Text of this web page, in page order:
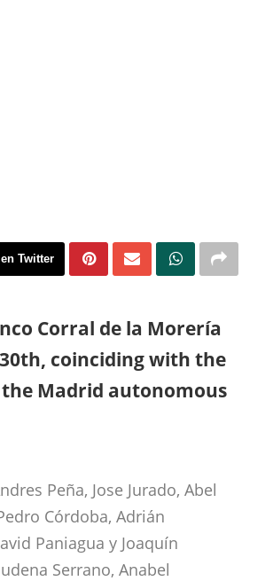
Twitter
Corral de la Morería
coinciding with the
the Madrid autonomous
Peña, Jose Jurado, Abel
Córdoba, Adrián
Paniagua y Joaquín
Serrano, Anabel